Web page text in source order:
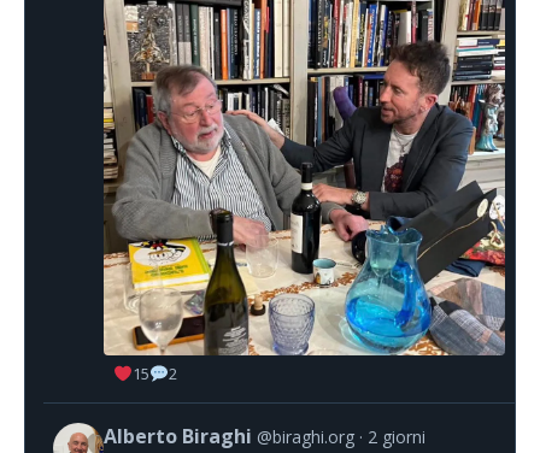
15 2
Alberto Biraghi @biraghi.org 2 giorni